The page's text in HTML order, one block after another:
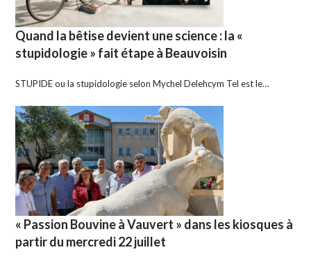
Quand la bêtise devient une science : la «
stupidologie » fait étape à Beauvoisin
STUPIDE ou la stupidologie selon Mychel Delehcym Tel est le…
« Passion Bouvine à Vauvert » dans les kiosques à
partir du mercredi 22 juillet